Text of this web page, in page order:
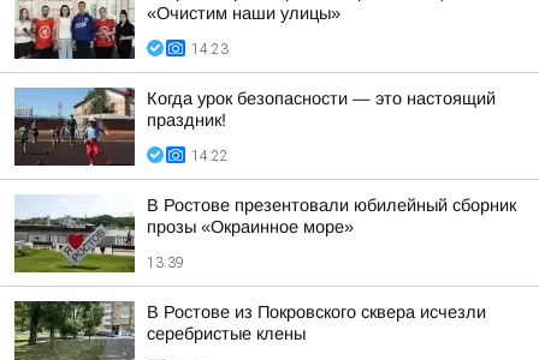
«Очистим наши улицы»
14:23
Когда урок безопасности — это настоящий
праздник!
14:22
В Ростове презентовали юбилейный сборник
прозы «Окраинное море»
13:39
В Ростове из Покровского сквера исчезли
серебристые клены